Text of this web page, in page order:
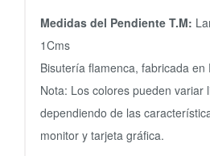
Medidas del Pendiente T.M:
1Cms
Bisutería flamenca, fabricada en
Nota: Los colores pueden variar
dependiendo de las
monitor y tarjeta gráfica.